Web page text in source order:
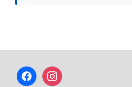
facebookinstagram